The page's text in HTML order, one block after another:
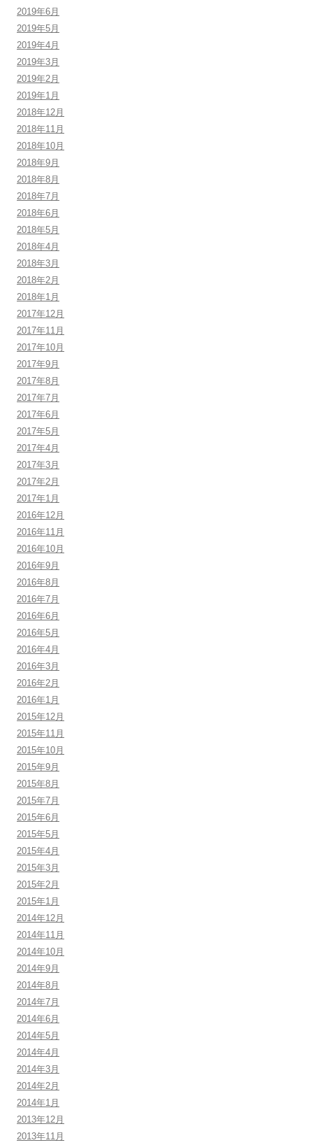
2019年6月
2019年5月
2019年4月
2019年3月
2019年2月
2019年1月
2018年12月
2018年11月
2018年10月
2018年9月
2018年8月
2018年7月
2018年6月
2018年5月
2018年4月
2018年3月
2018年2月
2018年1月
2017年12月
2017年11月
2017年10月
2017年9月
2017年8月
2017年7月
2017年6月
2017年5月
2017年4月
2017年3月
2017年2月
2017年1月
2016年12月
2016年11月
2016年10月
2016年9月
2016年8月
2016年7月
2016年6月
2016年5月
2016年4月
2016年3月
2016年2月
2016年1月
2015年12月
2015年11月
2015年10月
2015年9月
2015年8月
2015年7月
2015年6月
2015年5月
2015年4月
2015年3月
2015年2月
2015年1月
2014年12月
2014年11月
2014年10月
2014年9月
2014年8月
2014年7月
2014年6月
2014年5月
2014年4月
2014年3月
2014年2月
2014年1月
2013年12月
2013年11月